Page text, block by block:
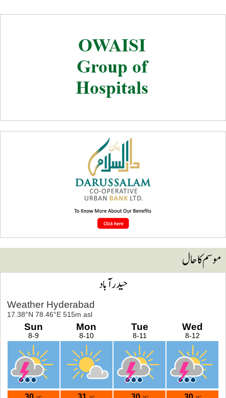
کا حال
حیدرآباد